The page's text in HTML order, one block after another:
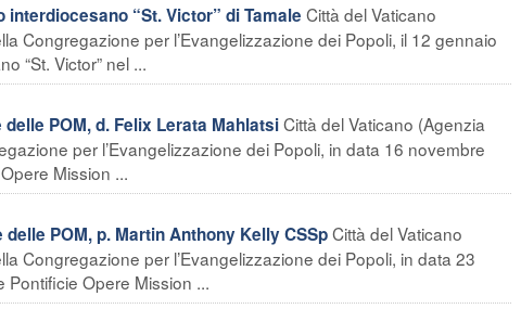
interdiocesano “St. Victor” di Tamale Città del Vaticano
Congregazione per l’Evangelizzazione dei Popoli, il 12 gennaio
“St. Victor” nel ...
POM, d. Felix Lerata MahlatsiCittà del Vaticano (Agenzia
per l’Evangelizzazione dei Popoli, in data 16 novembre
Mission ...
POM, p. Martin Anthony Kelly CSSpCittà del Vaticano
Congregazione per l’Evangelizzazione dei Popoli, in data 23
Opere Mission ...